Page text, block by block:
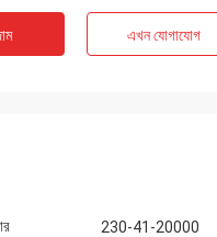
এখন যোগাযোগ
230-41-20000